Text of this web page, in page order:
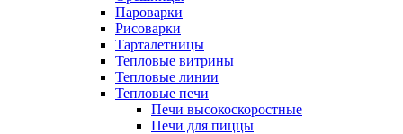
Пароварки
Рисоварки
Тарталетницы
Тепловые витрины
Тепловые линии
Тепловые печи
Печи высокоскоростные
Печи для пиццы